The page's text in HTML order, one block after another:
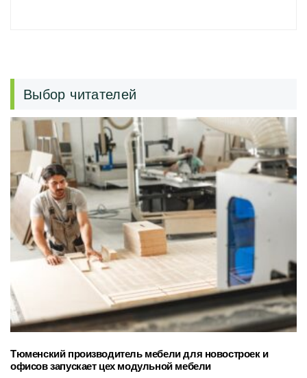
Выбор читателей
Тюменский производитель мебели для новостроек и
офисов запускает цех модульной мебели